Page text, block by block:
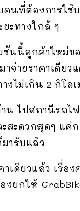
คนที่ต้องการใช้
ะทางใกล้ ๆ
ชันนี้ลูกค้าใหม่ข
าจ่ายราคาเดียว
งไม่เกิน 2 กิโล
าน ไปสถานีรถไ
สะดวกสุดๆ แค่ก
ารับแล้ว
เดียวแล้ว เรื่อง
ยกให้